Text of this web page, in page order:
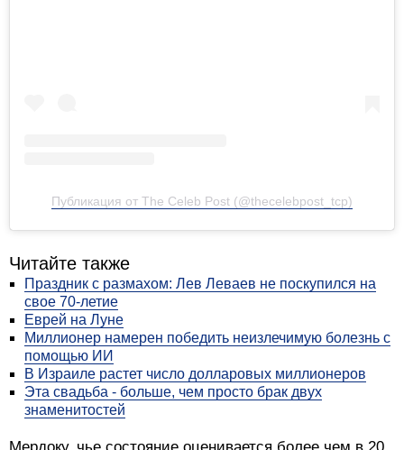
Публикация от The Celeb Post (@thecelebpost_tcp)
Читайте также
Праздник с размахом: Лев Леваев не поскупился на
свое 70-летие
Еврей на Луне
Миллионер намерен победить неизлечимую болезнь с
помощью ИИ
В Израиле растет число долларовых миллионеров
Эта свадьба - больше, чем просто брак двух
знаменитостей